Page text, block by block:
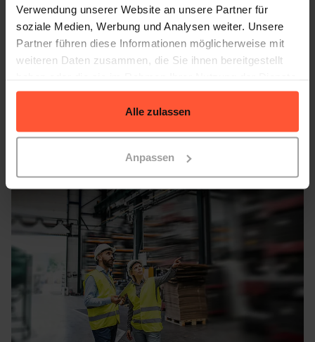
Verwendung unserer Website an unsere Partner für
soziale Medien, Werbung und Analysen weiter. Unsere
Partner führen diese Informationen möglicherweise mit
weiteren Daten zusammen, die Sie ihnen bereitgestellt
gesammelt haben.
Alle zulassen
Anpassen
Fulfillment-Netzwerk mit strategisch platzierten
Standorten.Bestellungen werden jeweils vom
nächstgelegenen Lager versendet,was Lieferzeiten
verkürzt und Versandkosten senkt. Quivo bietet genau
den Zugang zur Golfregion.